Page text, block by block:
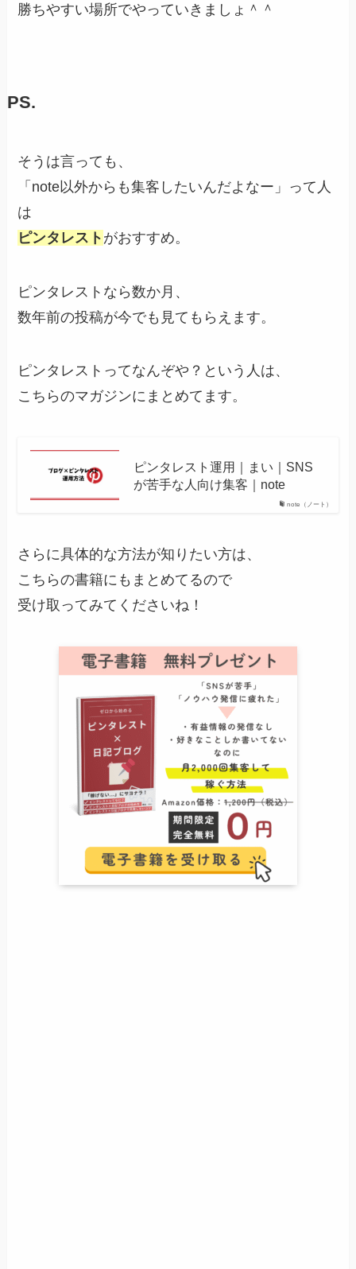
勝ちやすい場所でやっていきましょ＾＾
PS.
そうは言っても、
「note以外からも集客したいんだよなー」って人
は
ピンタレスト がおすすめ。
ピンタレストなら数か月、
数年前の投稿が今でも見てもらえます。
ピンタレストってなんぞや？という人は、
こちらのマガジンにまとめてます。
note（ノート）
ピンタレスト運用｜まい｜SNS
が苦手な人向け集客｜note
さらに具体的な方法が知りたい方は、
こちらの書籍にもまとめてるので
受け取ってみてくださいね！